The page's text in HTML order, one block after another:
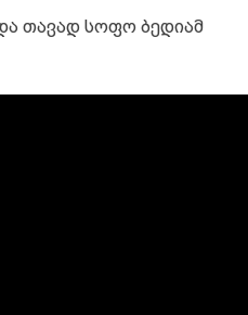
თავად სოფო ბედიამ